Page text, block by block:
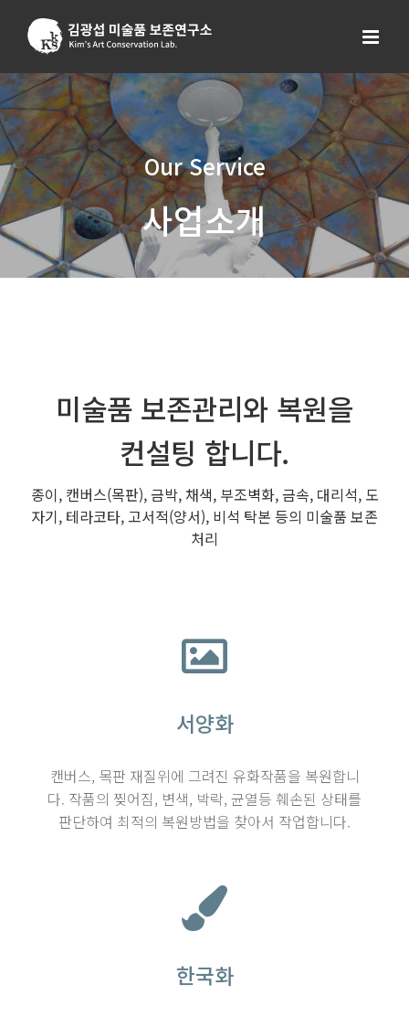
content
Our Service
사업소개
미술품 보존관리와 복원을
컨설팅 합니다.
종이, 캔버스(목판), 금박, 채색, 부조벽화, 금속, 대리석, 도
자기, 테라코타, 고서적(양서), 비석 탁본 등의 미술품 보존
처리
서양화
캔버스, 목판 재질위에 그려진 유화작품을 복원합니
다. 작품의 찢어짐, 변색, 박락, 균열등 훼손된 상태를
판단하여 최적의 복원방법을 찾아서 작업합니다.
한국화